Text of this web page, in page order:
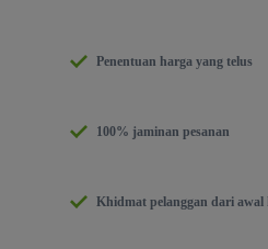
Penentuan harga yang telus
100% jaminan pesanan
Khidmat pelanggan dari